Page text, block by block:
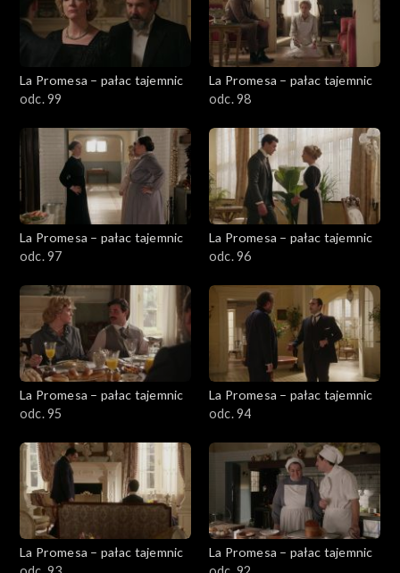
La Promesa – pałac tajemnic
odc. 99
La Promesa – pałac tajemnic
odc. 98
La Promesa – pałac tajemnic
odc. 97
La Promesa – pałac tajemnic
odc. 96
La Promesa – pałac tajemnic
odc. 95
La Promesa – pałac tajemnic
odc. 94
La Promesa – pałac tajemnic
La Promesa – pałac tajemnic